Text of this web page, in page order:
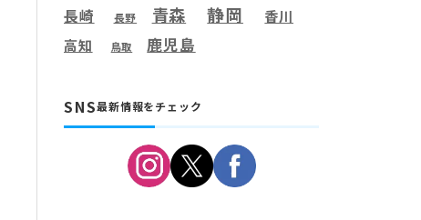
長崎 長野 青森 静岡 香川
高知 鳥取 鹿児島
SNS最新情報をチェック